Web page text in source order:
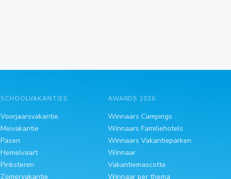
SCHOOLVAKANTIES
Voorjaarsvakantie
Meivakantie
Pasen
Hemelvaart
Pinksteren
Zomervakantie
AWARDS 2026
Winnaars Campings
Winnaars Familiehotels
Winnaars Vakantieparken
Winnaar
Vakantiemascotte
Winnaar per thema